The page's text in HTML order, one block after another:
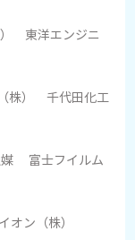
東洋エンジニ
株） 千代田化工
媒 富士フイルム
ン（株）